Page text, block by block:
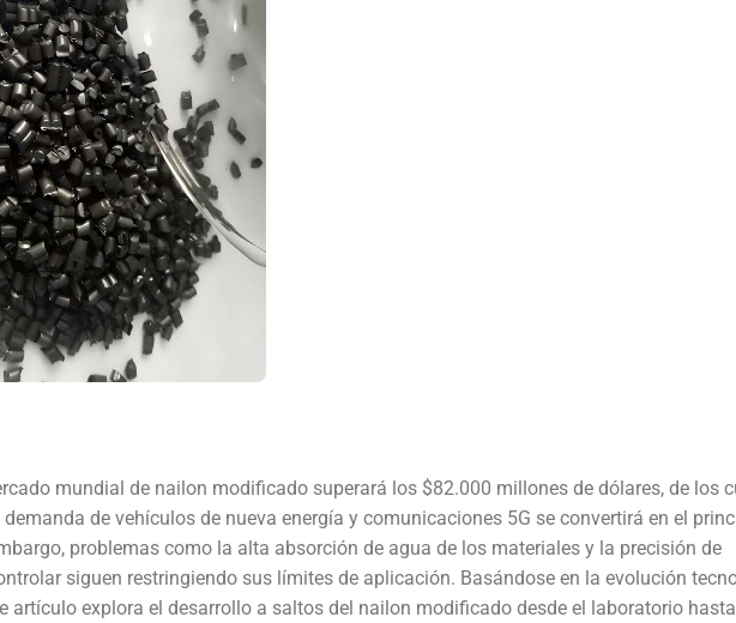
mundial de nailon modificado superará los $82.000 millones de dólares, de los
demanda de vehículos de nueva energía y comunicaciones 5G se convertirá en el
problemas como la alta absorción de agua de los materiales y la precisión de
siguen restringiendo sus límites de aplicación. Basándose en la evolución
artículo explora el desarrollo a saltos del nailon modificado desde el laboratorio